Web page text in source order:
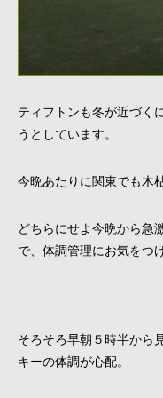
ティフトンも冬が近づく
うとしています。
今晩あたりに関東でも木
どちらにせよ今晩から急
で、体調管理にお気をつ
そろそろ早朝５時半から
キーの体調が心配。